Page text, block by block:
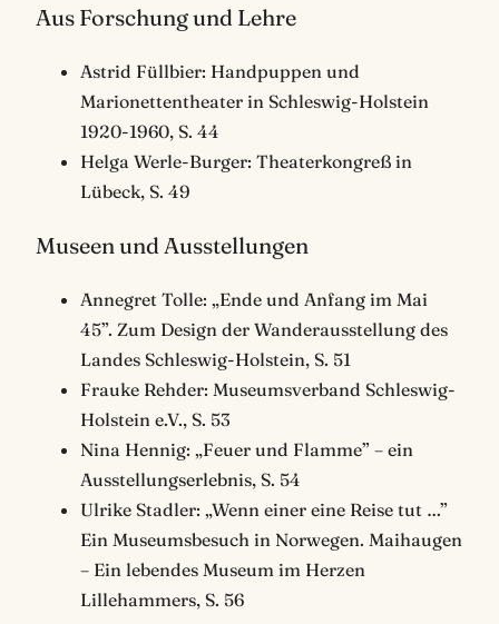
Aus Forschung und Lehre
Astrid Füllbier: Handpuppen und
Marionettentheater in Schleswig-Holstein
1920-1960, S. 44
Helga Werle-Burger: Theaterkongreß in
Lübeck, S. 49
Museen und Ausstellungen
Annegret Tolle: „Ende und Anfang im Mai
45”. Zum Design der Wanderausstellung des
Landes Schleswig-Holstein, S. 51
Frauke Rehder: Museumsverband Schleswig-
Holstein e.V., S. 53
Nina Hennig: „Feuer und Flamme” – ein
Ausstellungserlebnis, S. 54
Ulrike Stadler: „Wenn einer eine Reise tut …”
Ein Museumsbesuch in Norwegen. Maihaugen
– Ein lebendes Museum im Herzen
Lillehammers, S. 56